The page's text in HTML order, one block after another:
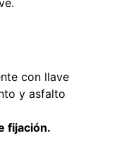
con llave
y asfalto
fijación.